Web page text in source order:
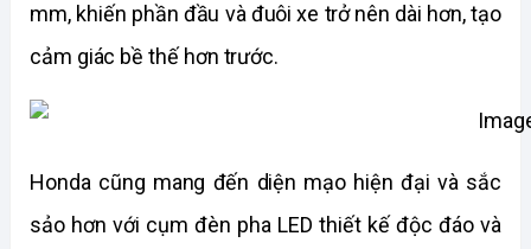
mm, khiến phần đầu và đuôi xe trở nên dài hơn, tạo
cảm giác bề thế hơn trước.
Honda cũng mang đến diện mạo hiện đại và sắc
sảo hơn với cụm đèn pha LED thiết kế độc đáo và